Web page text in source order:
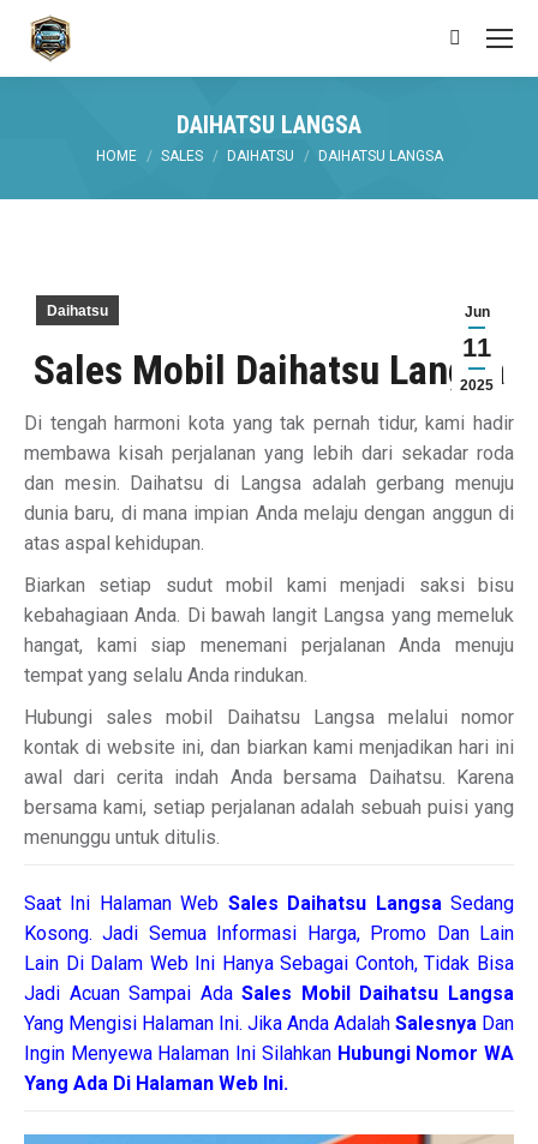
Search:
DAIHATSU LANGSA
You are here:
HOME SALES DAIHATSU DAIHATSU LANGSA
Jun
11
2025
Daihatsu
Sales Mobil Daihatsu Langsa
Di tengah harmoni kota yang tak pernah tidur, kami hadir
membawa kisah perjalanan yang lebih dari sekadar roda
dan mesin. Daihatsu di Langsa adalah gerbang menuju
dunia baru, di mana impian Anda melaju dengan anggun di
atas aspal kehidupan.
Biarkan setiap sudut mobil kami menjadi saksi bisu
kebahagiaan Anda. Di bawah langit Langsa yang memeluk
hangat, kami siap menemani perjalanan Anda menuju
tempat yang selalu Anda rindukan.
Hubungi sales mobil Daihatsu Langsa melalui nomor
kontak di website ini, dan biarkan kami menjadikan hari ini
awal dari cerita indah Anda bersama Daihatsu. Karena
bersama kami, setiap perjalanan adalah sebuah puisi yang
menunggu untuk ditulis.
Saat Ini Halaman Web Sales Daihatsu LangsaSedang
Kosong. Jadi Semua Informasi Harga, Promo Dan Lain
Lain Di Dalam Web Ini Hanya Sebagai Contoh, Tidak Bisa
Jadi Acuan Sampai AdaSales Mobil Daihatsu Langsa
Yang Mengisi Halaman Ini. Jika Anda Adalah Salesnya Dan
Ingin Menyewa Halaman Ini Silahkan Hubungi Nomor WA
Yang Ada Di Halaman Web Ini.